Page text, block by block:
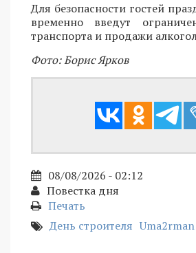
Для безопасности гостей
временно введут
транспорта и продажи
Фото: Борис Ярков
08/08/2026 - 02:12
Повестка дня
Печать
День строителя Uma2rman